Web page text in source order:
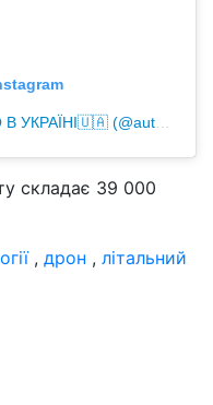
Публікація від 🇺🇦ПРОДАЖ АВТО В УКРАЇНІ🇺🇦 (@autobazar_ua1)
складає 39 000
, дрон , літальний